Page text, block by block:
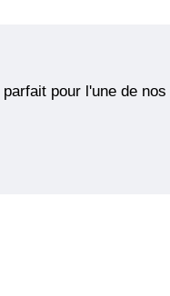
pour l'une de